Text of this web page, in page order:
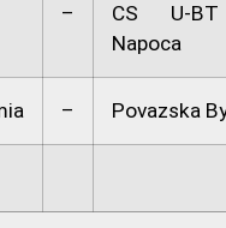
–
CS U-
Napoca
– Povazska